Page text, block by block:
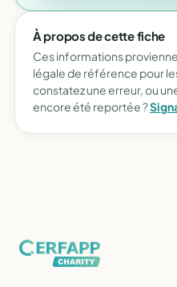
À propos de cette fiche
Ces informations
légale de référence pour
constatez une erreur, ou
encore été reportée ?